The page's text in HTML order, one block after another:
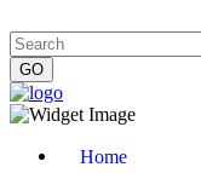
Home